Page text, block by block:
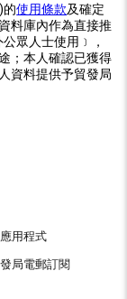
的使用條款及確定
料庫內作為直接推
眾人士使用﹞，
；本人確認已獲得
資料提供予貿發局
用程式
局電郵訂閱